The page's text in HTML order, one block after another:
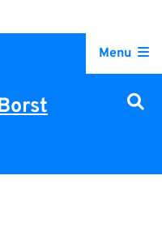
Menu